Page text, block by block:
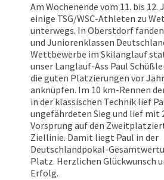
Am Wochenende vom 11. bis 12.
einige TSG/WSC-Athleten zu
unterwegs. In Oberstdorf
und Juniorenklassen
Wettbewerbe im Skilanglauf
unser Langlauf-Ass Paul
die guten Platzierungen vor
anknüpfen. Im 10 km-Rennen
in der klassischen Technik lief
ungefährdeten Sieg und lief mit
Vorsprung auf den
Ziellinie. Damit liegt Paul in der
Deutschlandpokal-
Platz. Herzlichen Glückwunsch
Erfolg.